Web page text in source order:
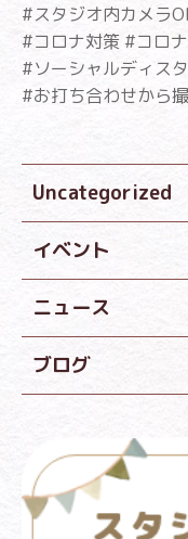
#スタジオ内カメラ
#コロナ対策 #コロ
#ソーシャルディス
#お打ち合わせから
Uncategorized
イベント
ニュース
ブログ